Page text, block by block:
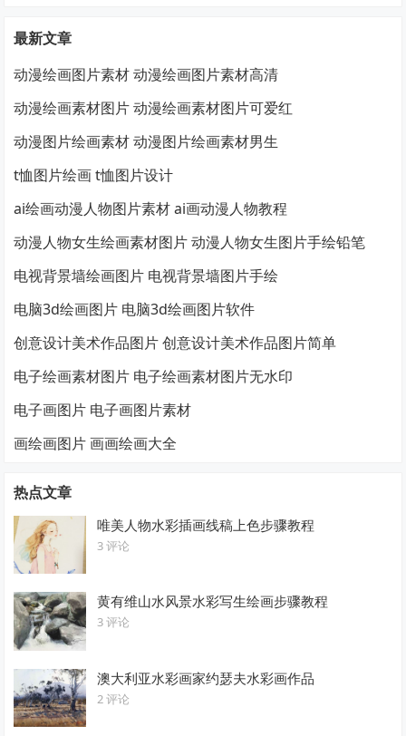
最新文章
动漫绘画图片素材 动漫绘画图片素材高清
动漫绘画素材图片 动漫绘画素材图片可爱红
动漫图片绘画素材 动漫图片绘画素材男生
t恤图片绘画 t恤图片设计
ai绘画动漫人物图片素材 ai画动漫人物教程
动漫人物女生绘画素材图片 动漫人物女生图片手绘铅笔
电视背景墙绘画图片 电视背景墙图片手绘
电脑3d绘画图片 电脑3d绘画图片软件
创意设计美术作品图片 创意设计美术作品图片简单
电子绘画素材图片 电子绘画素材图片无水印
电子画图片 电子画图片素材
画绘画图片 画画绘画大全
热点文章
唯美人物水彩插画线稿上色步骤教程
3 评论
黄有维山水风景水彩写生绘画步骤教程
3 评论
澳大利亚水彩画家约瑟夫水彩画作品
2 评论